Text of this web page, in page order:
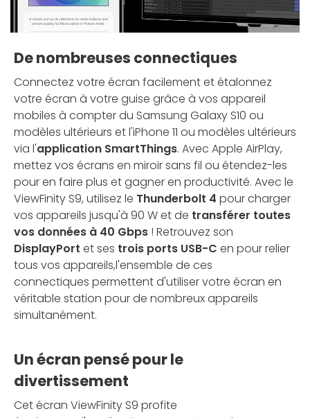
De nombreuses connectiques
Connectez votre écran facilement et étalonnez
votre écran à votre guise grâce à vos appareil
mobiles à compter du Samsung Galaxy S10 ou
modèles ultérieurs et l'iPhone 11 ou modèles ultérieurs
via l'application SmartThings. Avec Apple AirPlay,
mettez vos écrans en miroir sans fil ou étendez-les
pour en faire plus et gagner en productivité. Avec le
ViewFinity S9, utilisez le Thunderbolt 4 pour charger
vos appareils jusqu'à 90 W et de transférer toutes
vos données à 40 Gbps ! Retrouvez son
DisplayPort et ses trois ports USB-C en pour relier
tous vos appareils,l'ensemble de ces
connectiques permettent d'utiliser votre écran en
véritable station pour de nombreux appareils
simultanément.
Un écran pensé pour le
divertissement
Cet écran ViewFinity S9 profite